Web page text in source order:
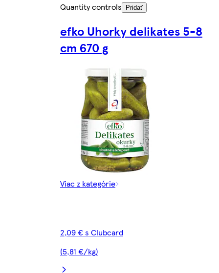
Quantity controls
Pridať
efko Uhorky delikates 5-8
cm 670 g
Viac z kategórie
2,09 € s Clubcard
(5,81 €/kg)